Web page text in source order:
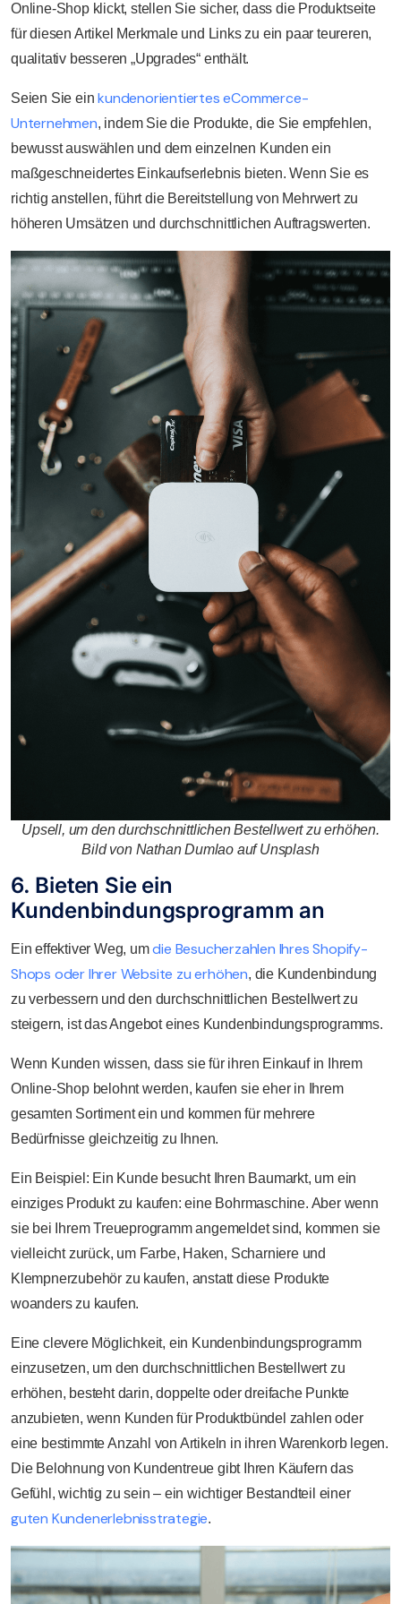
Online-Shop klickt, stellen Sie sicher, dass die Produktseite
für diesen Artikel Merkmale und Links zu ein paar teureren,
qualitativ besseren „Upgrades“ enthält.
Seien Sie ein kundenorientiertes eCommerce-
Unternehmen, indem Sie die Produkte, die Sie empfehlen,
bewusst auswählen und dem einzelnen Kunden ein
maßgeschneidertes Einkaufserlebnis bieten. Wenn Sie es
richtig anstellen, führt die Bereitstellung von Mehrwert zu
höheren Umsätzen und durchschnittlichen Auftragswerten.
Upsell, um den durchschnittlichen Bestellwert zu erhöhen.
Bild von Nathan Dumlao auf Unsplash
6. Bieten Sie ein
Kundenbindungsprogramm an
Ein effektiver Weg, umdie Besucherzahlen Ihres Shopify-
Shops oder Ihrer Website zu erhöhen, die Kundenbindung
zu verbessern und den durchschnittlichen Bestellwert zu
steigern, ist das Angebot eines Kundenbindungsprogramms.
Wenn Kunden wissen, dass sie für ihren Einkauf in Ihrem
Online-Shop belohnt werden, kaufen sie eher in Ihrem
gesamten Sortiment ein und kommen für mehrere
Bedürfnisse gleichzeitig zu Ihnen.
Ein Beispiel: Ein Kunde besucht Ihren Baumarkt, um ein
einziges Produkt zu kaufen: eine Bohrmaschine. Aber wenn
sie bei Ihrem Treueprogramm angemeldet sind, kommen sie
vielleicht zurück, um Farbe, Haken, Scharniere und
Klempnerzubehör zu kaufen, anstatt diese Produkte
woanders zu kaufen.
Eine clevere Möglichkeit, ein Kundenbindungsprogramm
einzusetzen, um den durchschnittlichen Bestellwert zu
erhöhen, besteht darin, doppelte oder dreifache Punkte
anzubieten, wenn Kunden für Produktbündel zahlen oder
eine bestimmte Anzahl von Artikeln in ihren Warenkorb legen.
Die Belohnung von Kundentreue gibt Ihren Käufern das
Gefühl, wichtig zu sein – ein wichtiger Bestandteil einer
guten Kundenerlebnisstrategie.